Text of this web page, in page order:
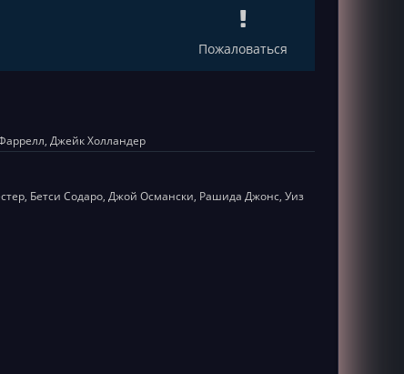
Пожаловаться
Джейк Холландер
Бетси Содаро, Джой Османски, Рашида Джонс, Уиз